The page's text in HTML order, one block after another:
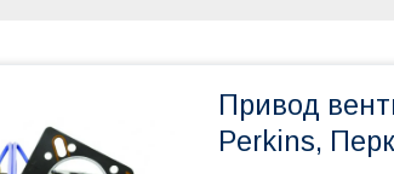
Привод
Perkins,